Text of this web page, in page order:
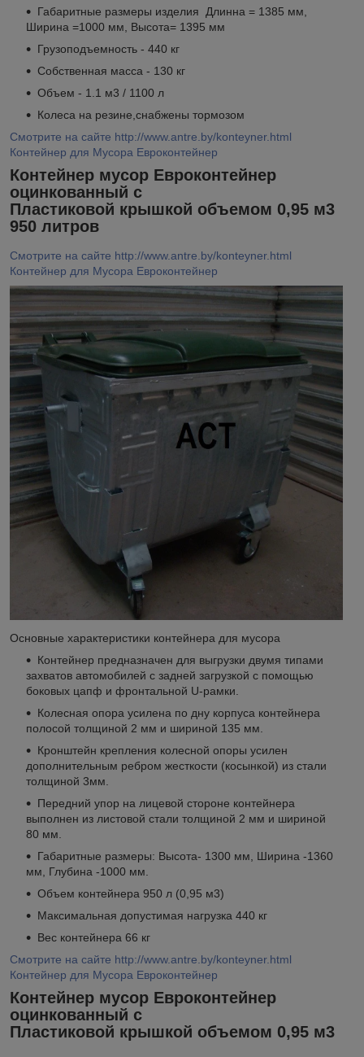
Габаритные размеры изделия Длинна = 1385 мм,
Ширина =1000 мм, Высота= 1395 мм
Грузоподъемность - 440 кг
Собственная масса - 130 кг
Объем - 1.1 м3 / 1100 л
Колеса на резине,снабжены тормозом
Смотрите на сайте http://www.antre.by/konteyner.html
Контейнер для Мусора Евроконтейнер
Контейнер мусор Евроконтейнер
оцинкованный с
Пластиковой крышкой объемом 0,95 м3
950 литров
Смотрите на сайте http://www.antre.by/konteyner.html
Контейнер для Мусора Евроконтейнер
Основные характеристики контейнера для мусора
Контейнер предназначен для выгрузки двумя типами
захватов автомобилей с задней загрузкой с помощью
боковых цапф и фронтальной U-рамки.
Колесная опора усилена по дну корпуса контейнера
полосой толщиной 2 мм и шириной 135 мм.
Кронштейн крепления колесной опоры усилен
дополнительным ребром жесткости (косынкой) из стали
толщиной 3мм.
Передний упор на лицевой стороне контейнера
выполнен из листовой стали толщиной 2 мм и шириной
80 мм.
Габаритные размеры: Высота- 1300 мм, Ширина -1360
мм, Глубина -1000 мм.
Объем контейнера 950 л (0,95 м3)
Максимальная допустимая нагрузка 440 кг
Вес контейнера 66 кг
Смотрите на сайте http://www.antre.by/konteyner.html
Контейнер для Мусора Евроконтейнер
Контейнер мусор Евроконтейнер
оцинкованный с
Пластиковой крышкой объемом 0,95 м3